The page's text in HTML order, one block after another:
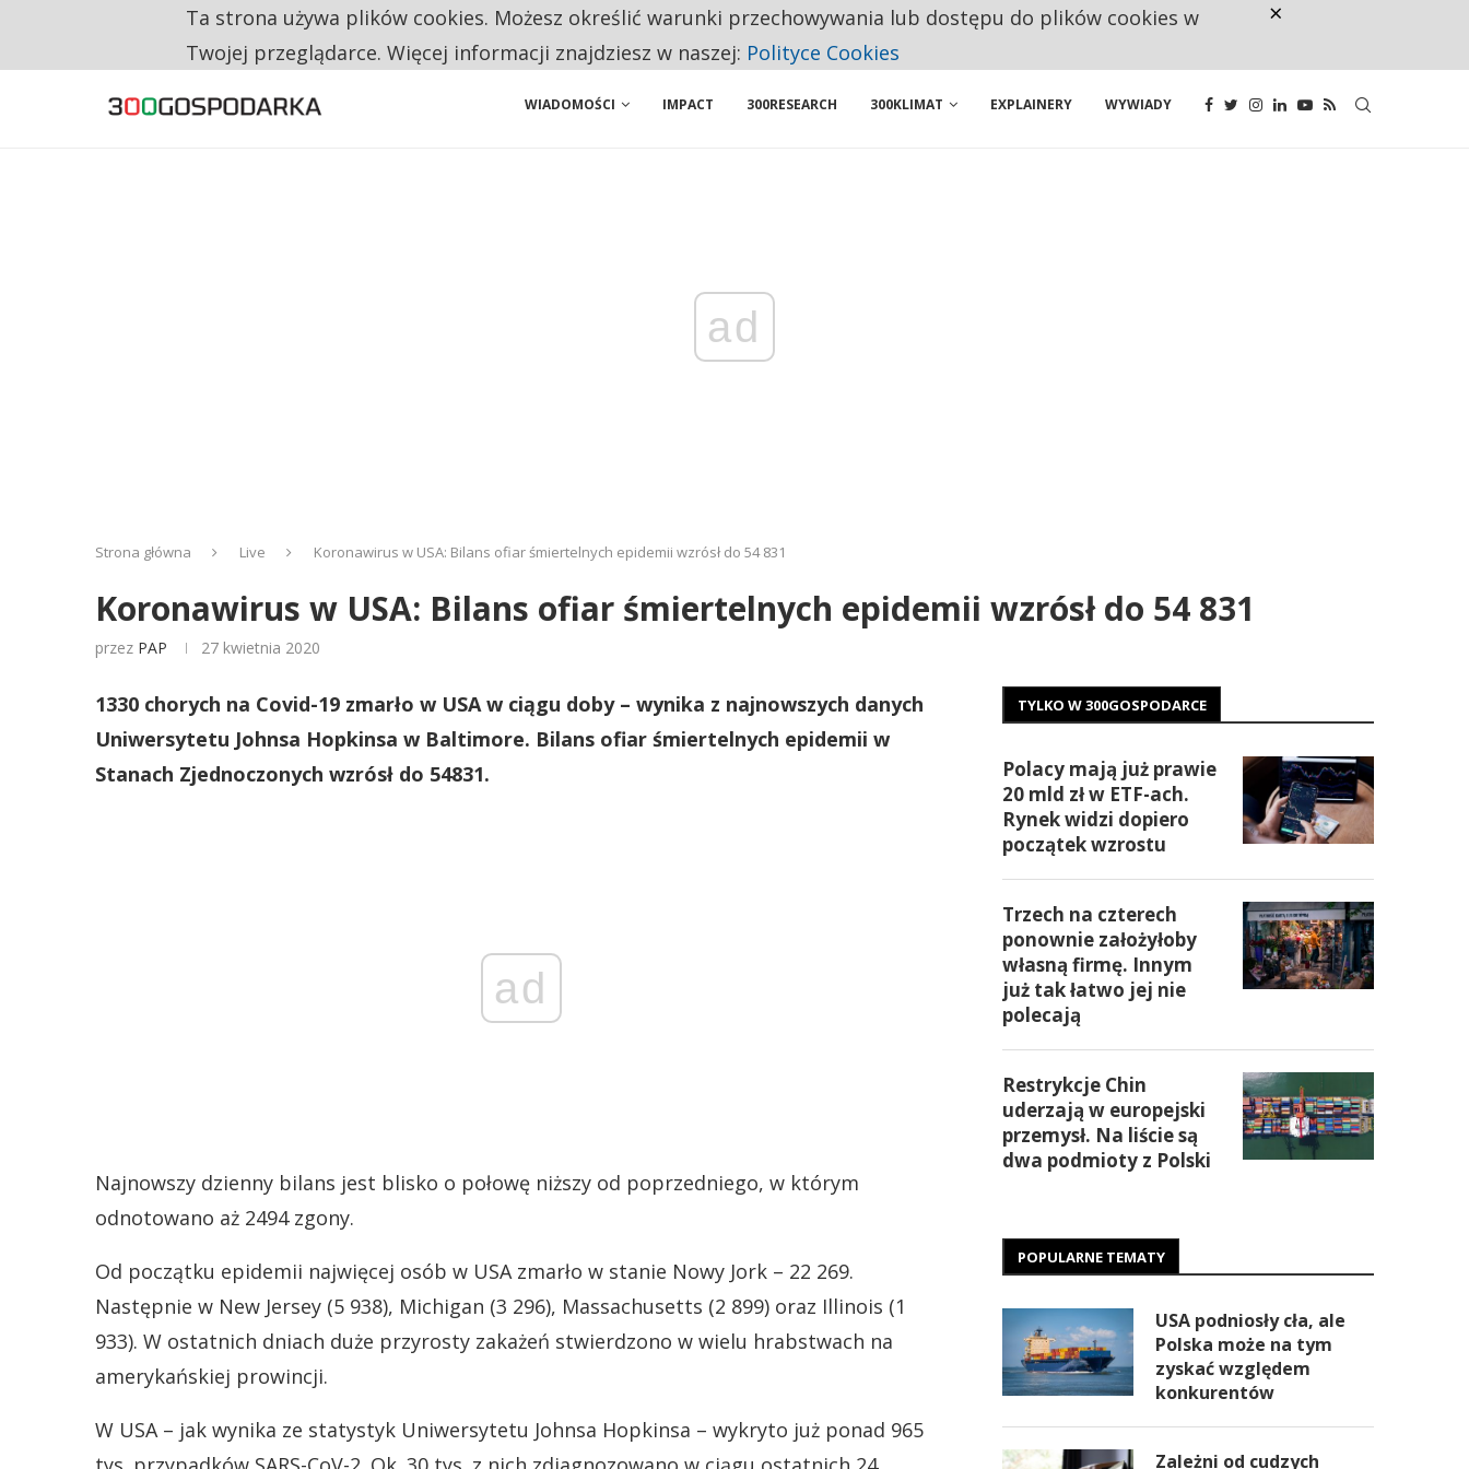
RESTRYKCJE CHIN UDERZAJĄ W EUROPEJSKI PRZEMYSŁ. NA LIŚCIE SĄ DWA PODMIOTY Z POLSKI
WIADOMOŚCI IMPACT 300RESEARCH 300KLIMAT EXPLAINERY WYWIADY
ad
Strona główna Live Koronawirus w USA: Bilans ofiar śmiertelnych epidemii wzrósł do 54 831
Koronawirus w USA: Bilans ofiar śmiertelnych epidemii wzrósł do 54 831
przez PAP 27 kwietnia 2020
1330 chorych na Covid-19 zmarło w USA w ciągu doby – wynika z najnowszych danych
Uniwersytetu Johnsa Hopkinsa w Baltimore. Bilans ofiar śmiertelnych epidemii w
Stanach Zjednoczonych wzrósł do 54831.
ad
Najnowszy dzienny bilans jest blisko o połowę niższy od poprzedniego, w którym
odnotowano aż 2494 zgony.
Od początku epidemii najwięcej osób w USA zmarło w stanie Nowy Jork – 22 269.
Następnie w New Jersey (5 938), Michigan (3 296), Massachusetts (2 899) oraz Illinois (1
933). W ostatnich dniach duże przyrosty zakażeń stwierdzono w wielu hrabstwach na
amerykańskiej prowincji.
W USA – jak wynika ze statystyk Uniwersytetu Johnsa Hopkinsa – wykryto już ponad 965
TYLKO W 300GOSPODARCE
Polacy mają już prawie
20 mld zł w ETF-ach.
Rynek widzi dopiero
początek wzrostu
Trzech na czterech
ponownie założyłoby
własną firmę. Innym
już tak łatwo jej nie
polecają
Restrykcje Chin
uderzają w europejski
przemysł. Na liście są
dwa podmioty z Polski
POPULARNE TEMATY
USA podniosły cła, ale
Polska może na tym
zyskać względem
konkurentów
Zależni od cudzych
Ta strona używa plików cookies. Możesz określić warunki przechowywania lub dostępu do plików cookies w
Twojej przeglądarce. Więcej informacji znajdziesz w naszej: Polityce Cookies
×